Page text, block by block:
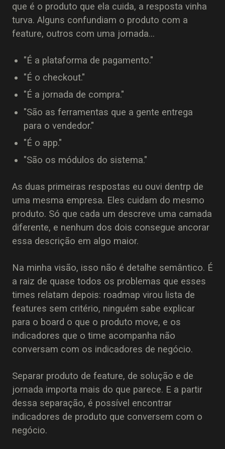
que é o produto que ela cuida, a resposta vinha
turva. Alguns confundiam o produto com a
feature, outros com uma jornada...
"É a plataforma de pagamento."
"É o checkout."
"É a jornada de compra."
"São as ferramentas que a gente entrega
para o vendedor."
"É o app."
"São os módulos do sistema."
As duas primeiras respostas eu ouvi dentrp de
uma mesma empresa. Eles cuidam do mesmo
produto. Só que cada um descreve uma camada
diferente, e nenhum dos dois consegue ancorar
essa descrição em algo maior.
Na minha visão, isso não é detalhe semântico. É
a raiz de quase todos os problemas que esses
times relatam depois: roadmap virou lista de
features sem critério, ninguém sabe explicar
para o board o que o produto move, e os
indicadores que o time acompanha não
conversam com os indicadores de negócio.
Separar produto de feature, de solução e de
jornada importa mais do que parece. E a partir
dessa separação, é possível encontrar
indicadores de produto que conversem com o
negócio.